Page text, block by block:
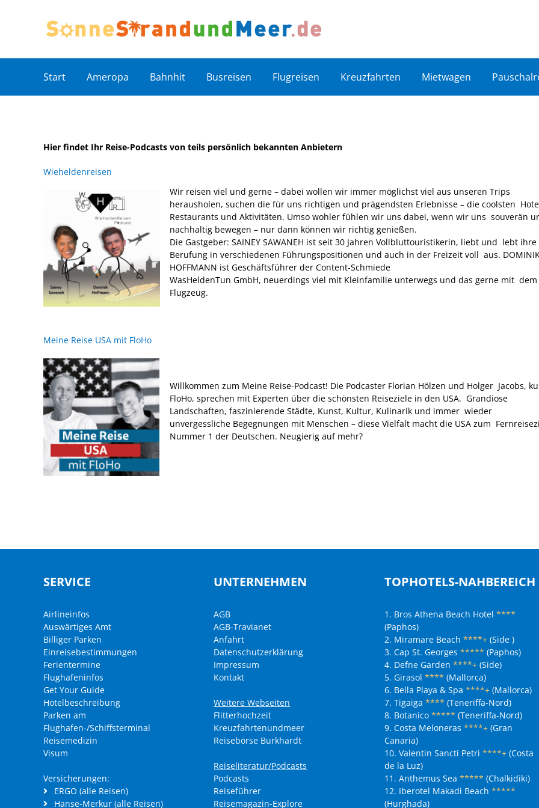
Start Ameropa Bahnhit Busreisen Flugreisen Kreuzfahrten Mietwagen
Hier findet Ihr Reise-Podcasts von teils persönlich bekannten Anbietern
Wieheldenreisen
Wir reisen viel und gerne – dabei wollen wir immer möglichst viel aus unseren Trips
herausholen, suchen die für uns richtigen und prägendsten Erlebnisse – die coolsten
Restaurants und Aktivitäten. Umso wohler fühlen wir uns dabei, wenn wir uns souverän
nachhaltig bewegen – nur dann können wir richtig genießen.
Die Gastgeber: SAINEY SAWANEH ist seit 30 Jahren Vollbluttouristikerin, liebt und lebt ihre
Berufung in verschiedenen Führungspositionen und auch in der Freizeit voll aus.
HOFFMANN ist Geschäftsführer der Content-Schmiede
WasHeldenTun GmbH, neuerdings viel mit Kleinfamilie unterwegs und das gerne mit dem
Flugzeug.
Meine Reise USA mit FloHo
Willkommen zum Meine Reise-Podcast! Die Podcaster Florian Hölzen und Holger Jacobs,
FloHo, sprechen mit Experten über die schönsten Reiseziele in den USA. Grandiose
Landschaften, faszinierende Städte, Kunst, Kultur, Kulinarik und immer wieder
unvergessliche Begegnungen mit Menschen – diese Vielfalt macht die USA zum
Nummer 1 der Deutschen. Neugierig auf mehr?
SERVICE
Airlineinfos
Auswärtiges Amt
Billiger Parken
Einreisebestimmungen
Ferientermine
Flughafeninfos
Get Your Guide
Hotelbeschreibung
Parken am
Flughafen-/Schiffsterminal
Reisemedizin
Visum
Versicherungen:
ERGO (alle Reisen)
Hanse-Merkur (alle Reisen)
UNTERNEHMEN
AGB
AGB-Travianet
Anfahrt
Datenschutzerklärung
Impressum
Kontakt
Weitere Webseiten
Flitterhochzeit
Kreuzfahrtenundmeer
Reisebörse Burkhardt
Reiseliteratur/Podcasts
Podcasts
Reiseführer
Reisemagazin-Explore
TOPHOTELS-NAHBEREICH
1. Bros Athena Beach Hotel ****
(Paphos)
2. Miramare Beach ****+(Side )
3. Cap St. Georges ***** (Paphos)
4. Defne Garden ****+(Side)
5. Girasol **** (Mallorca)
6. Bella Playa & Spa ****+(Mallorca)
7. Tigaiga **** (Teneriffa-Nord)
8. Botanico***** (Teneriffa-Nord)
9. Costa Meloneras ****+(Gran
Canaria)
10. Valentin Sancti Petri ****+(Costa
de la Luz)
11. Anthemus Sea ***** (Chalkidiki)
12. Iberotel Makadi Beach *****
(Hurghada)